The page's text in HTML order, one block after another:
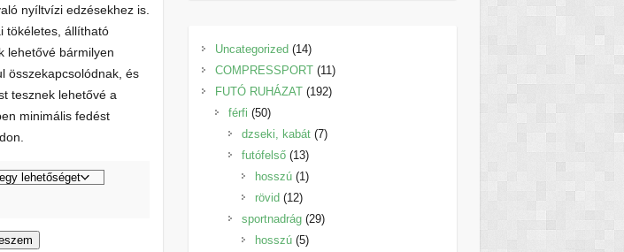
nyíltvízi edzésekhez is.
tökéletes, állítható
lehetővé bármilyen
összekapcsolódnak, és
tesznek lehetővé a
minimális fedést
Uncategorized 1414
termék
COMPRESSPORT 1111
termék
FUTÓ RUHÁZAT 192192
férfi 5050
termék
dzseki, kabát 77
futófelső 1313
termék
hosszú 11
rövid 1212
termék
sportnadrág 2929
hosszú 55